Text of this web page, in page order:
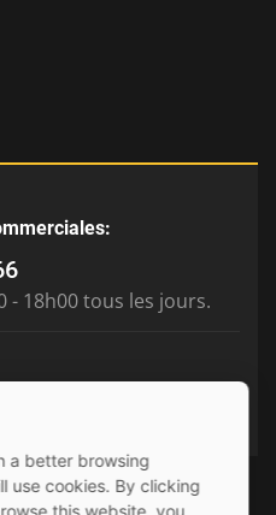
- 18h00 tous les jours.
a better browsing
use cookies. By clicking
this website, you